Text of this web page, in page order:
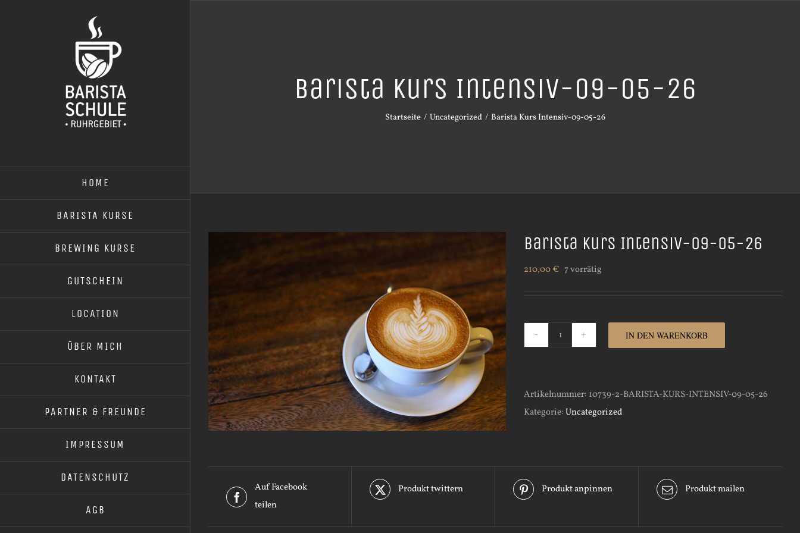
HOME
BARISTA KURSE
BREWING KURSE
GUTSCHEIN
LOCATION
ÜBER MICH
KONTAKT
PARTNER & FREUNDE
IMPRESSUM
DATENSCHUTZ
AGB
Barista Kurs Intensiv-09-05-26
Startseite Uncategorized Barista Kurs Intensiv-09-05-26
Barista Kurs Intensiv-09-05-26
210,00€ 7 vorrätig
09-
05-
IN DEN WARENKORB
Artikelnummer: 10739-2-BARISTA-KURS-INTENSIV-09-05-26
Kategorie:Uncategorized
Auf Facebook
teilen
Produkt twittern Produkt anpinnen Produkt mailen